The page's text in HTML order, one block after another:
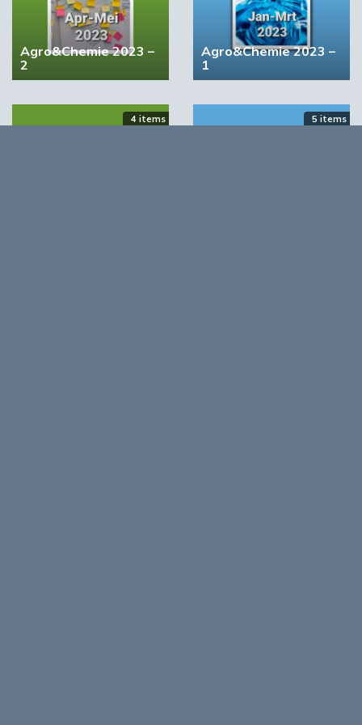
Volgende
Investeren in circulair ondernemen fiscaal
aantrekkelijker
Meest gelezen
Agro&Chemie 2023 –
2
Agro&Chemie 2023 –
1
4 items 5 items